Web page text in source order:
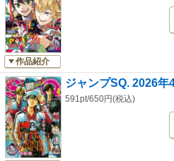
作品紹介
ジャンプSQ. 2026年
591pt/650円(税込)